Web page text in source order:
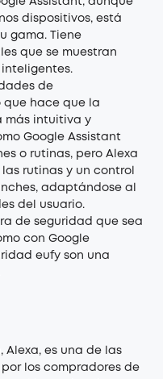
dispositivos, está
gama. Tiene
que se muestran
de
que hace que la
más intuitiva y
Google Assistant
o rutinas, pero Alexa
rutinas y un control
adaptándose al
del usuario.
de seguridad que sea
con Google
eufy son una
Alexa, es una de las
los compradores de